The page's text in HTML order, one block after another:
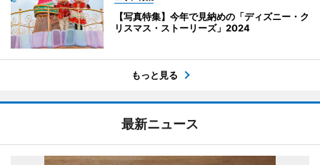
【写真特集】今年で見納めの「ディズニー・ク
リスマス・ストーリーズ」2024
もっと見る
最新ニュース